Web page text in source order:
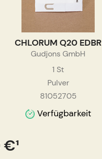
CHLORUM Q20 EDBR
Gudjons GmbH
1 St
Pulver
81052705
Verfügbarkeit
€¹